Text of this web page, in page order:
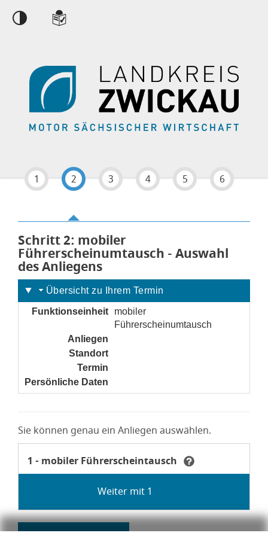
1 2 3 4 5 6
Schritt 2von 6
: mobiler
Führerscheinumtausch - Auswahl
des Anliegens
Übersicht zu Ihrem Termin
Funktionseinheit
mobiler
Führerscheinumtausch
Anliegen
Standort
Termin
Persönliche Daten
Sie können genau ein Anliegen auswählen.
Anliegen
1 - mobiler Führerscheintausch
Tooltip Für weitere Informationen zum Thema